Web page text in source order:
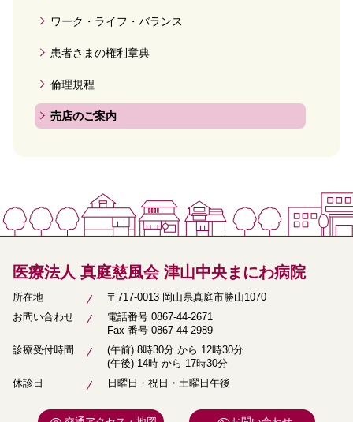
ワーク・ライフ・バランス
患者さまの権利章典
倫理規程
売店のご案内
医療法人 真庭慈風会 津山中央まにわ病院
所在地
〒717-0013 岡山県真庭市勝山1070
お問い合わせ
電話番号 0867-44-2671
Fax 番号 0867-44-2989
診療受付時間
(午前) 8時30分 から 12時30分
(午後) 14時 から 17時30分
休診日
日曜日・祝日・土曜日午後